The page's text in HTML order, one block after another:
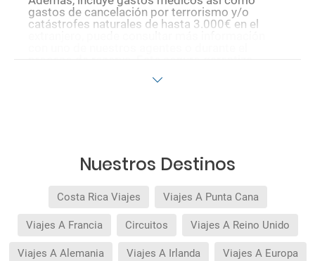
gastos de cancelación por terrorismo y/o
catástrofes naturales de hasta 3.000€ en el
si quiere reforzar esta asistencia tiene que
Quedan excluidos los productos de terceros de
esta promoción.Nuestros Destinos
Costa Rica Viajes Viajes A Punta Cana
Viajes A Francia Circuitos Viajes A Reino Unido
Viajes A Alemania Viajes A Irlanda Viajes A Europa